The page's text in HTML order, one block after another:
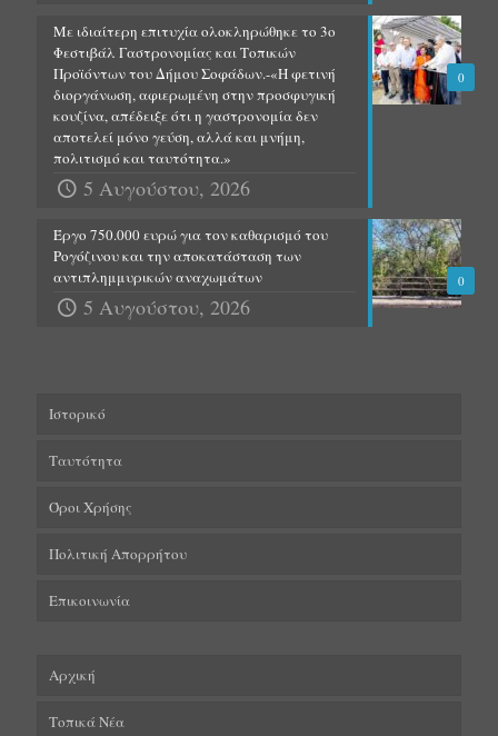
0
Με ιδιαίτερη επιτυχία ολοκληρώθηκε το 3ο
Φεστιβάλ Γαστρονομίας και Τοπικών
Προϊόντων του Δήμου Σοφάδων.-«Η φετινή
διοργάνωση, αφιερωμένη στην προσφυγική
κουζίνα, απέδειξε ότι η γαστρονομία δεν
αποτελεί μόνο γεύση, αλλά και μνήμη,
πολιτισμό και ταυτότητα.»
5 Αυγούστου, 2026
0
Έργο 750.000 ευρώ για τον καθαρισμό του
Ρογόζινου και την αποκατάσταση των
αντιπλημμυρικών αναχωμάτων
5 Αυγούστου, 2026
Ιστορικό
Ταυτότητα
Όροι Χρήσης
Πολιτική Απορρήτου
Επικοινωνία
Αρχική
Τοπικά Νέα